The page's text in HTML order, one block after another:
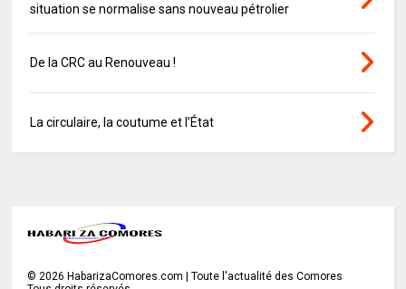
situation se normalise sans nouveau pétrolier
De la CRC au Renouveau !
La circulaire, la coutume et l’État
© 2026 HabarizaComores.com | Toute l'actualité des Comores